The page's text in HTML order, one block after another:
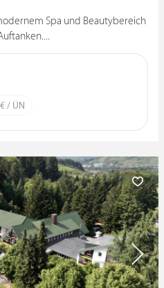
Spa und Beautybereich
/ ÜN